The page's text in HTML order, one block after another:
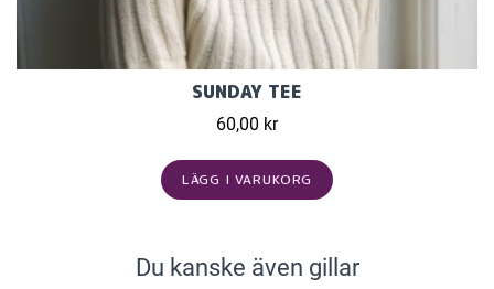
SUNDAY TEE
60,00 kr
LÄGG I VARUKORG
Du kanske även gillar